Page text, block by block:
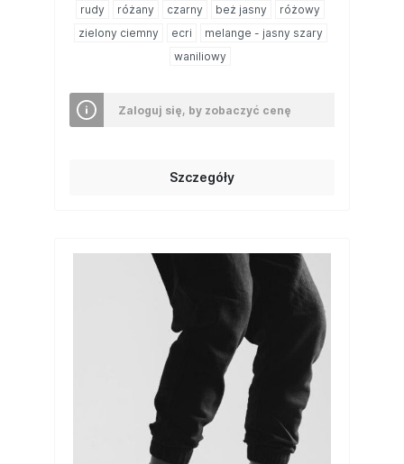
rudy
różany czarny beż jasny
różowy
zielony ciemny
ecri
melange - jasny szary
waniliowy
Zaloguj się, by zobaczyć cenę
Szczegóły